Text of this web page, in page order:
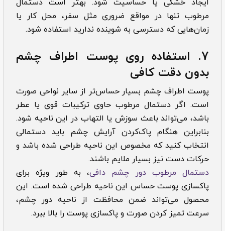
ایجاد خشکی یا حساسیت شود. بهتر است دستمال
مرطوب تنها در مواقع ضروری مثل سفر، محل کار یا
زمان‌هایی که دسترسی به شوینده ندارید استفاده شود.
7.
استفاده روی پوست اطراف چشم
بدون دقت کافی
پوست اطراف چشم بسیار حساس‌تر از سایر نواحی صورت
است. اگر دستمال مرطوب حاوی ترکیبات قوی یا عطر
باشد، می‌تواند باعث سوزش یا التهاب در این ناحیه شود.
بنابراین هنگام پاک‌کردن آرایش چشم باید دستمالی
انتخاب کنید که مخصوص این ناحیه طراحی شده باشد و
حرکات دست نیز بسیار ملایم باشند.
دستمال مرطوب دور چشم دافی، به طور ویژه برای
پاکسازی پوست حساس این ناحیه طراحی شده است. این
محصول می‌تواند ضمن محافظت از ناحیه دور چشم،
سرعت تمیز کردن صورت و پاکسازی پوست را بالا ببرد.